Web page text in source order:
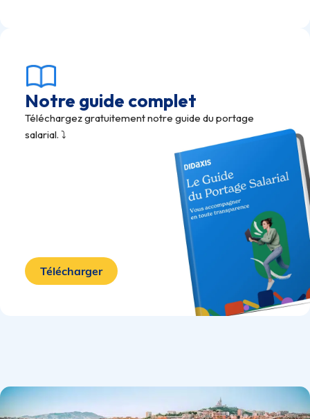
Notre guide complet
Téléchargez gratuitement notre guide du portage
salarial. ⤵️
Télécharger